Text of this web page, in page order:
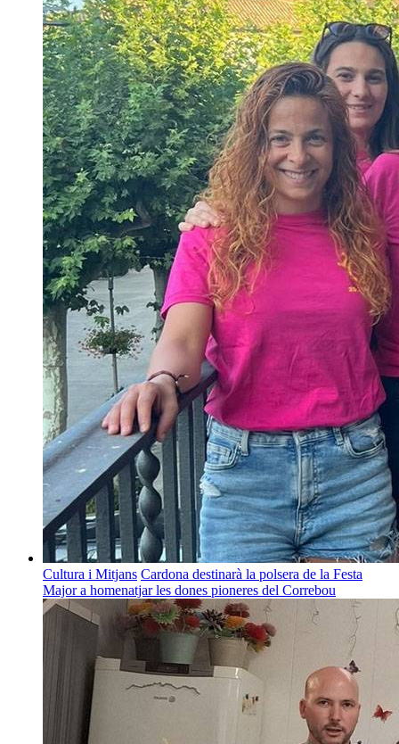
Cultura i Mitjans Cardona destinarà la polsera de la Festa
Major a homenatjar les dones pioneres del Correbou